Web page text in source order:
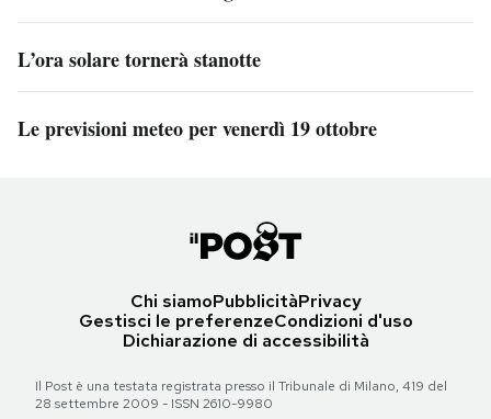
L’ora solare tornerà stanotte
Le previsioni meteo per venerdì 19 ottobre
Chi siamoPubblicitàPrivacy
Gestisci le preferenzeCondizioni d'uso
Dichiarazione di accessibilità
Il Post è una testata registrata presso il Tribunale di Milano, 419 del
28 settembre 2009 - ISSN 2610-9980